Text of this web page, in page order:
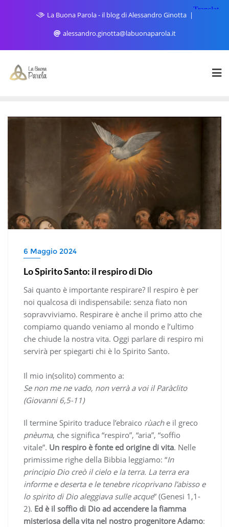
La Buona Parola - il blog di Alessandro Ginotta
alessandro.ginotta@labuonaparola.it
6 Maggio 2024
Lo Spirito Santo: il respiro di Dio
Sai quanto è importante respirare? Il respiro è per
noi qualcosa di indispensabile: senza fiato non
sopravviviamo. Respirare è anche il primo atto che
compiamo quando veniamo al mondo e l’ultimo
che chiude la nostra vita. Oggi parlare di respiro mi
servirà per spiegarti chi è lo Spirito Santo.
Il mio in(solito) commento a:
Se non me ne vado, non verrà a voi il Paràclito
(Giovanni 6,5-11)
Il termine Spirito traduce l’ebraico rùache il greco
pnèuma, che significa “respiro”, “aria”, “soffio
vitale”. Un respiro è fonte ed origine di vita. Nelle
primissime righe della Bibbia leggiamo: “In
principio Dio creò il cielo e la terra. La terra era
informe e deserta e le tenebre ricoprivano l’abisso e
lo spirito di Dio aleggiava sulle acque” (Genesi 1,1-
2). Ed è il soffio di Dio ad accendere la fiamma
misteriosa della vita nel nostro progenitore Adamo: